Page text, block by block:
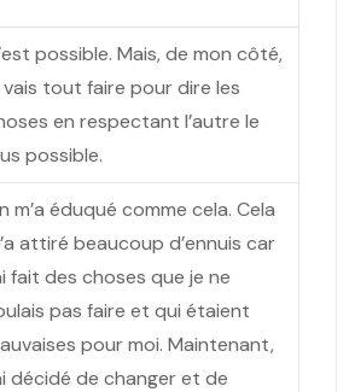
possible. Mais, de mon côté,
vais tout faire pour dire les
en respectant l’autre le
possible.
m’a éduqué comme cela. Cela
attiré beaucoup d’ennuis car
fait des choses que je ne
pas faire et qui étaient
pour moi. Maintenant,
décidé de changer et de